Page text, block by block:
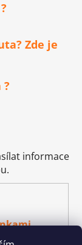
Zde je
informace